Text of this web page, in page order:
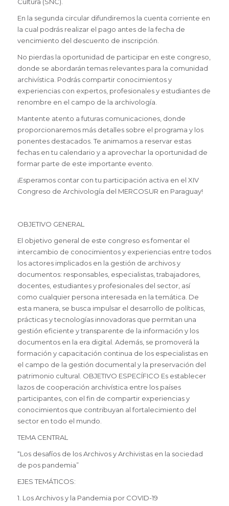
En la segunda circular difundiremos la cuenta corriente en
la cual podrás realizar el pago antes de la fecha de
vencimiento del descuento de inscripción.
No pierdas la oportunidad de participar en este congreso,
donde se abordarán temas relevantes para la comunidad
archivística. Podrás compartir conocimientos y
experiencias con expertos, profesionales y estudiantes de
renombre en el campo de la archivología.
Mantente atento a futuras comunicaciones, donde
proporcionaremos más detalles sobre el programa y los
ponentes destacados. Te animamos a reservar estas
fechas en tu calendario y a aprovechar la oportunidad de
formar parte de este importante evento.
¡Esperamos contar con tu participación activa en el XIV
Congreso de Archivología del MERCOSUR en Paraguay!
OBJETIVO GENERAL
El objetivo general de este congreso es fomentar el
intercambio de conocimientos y experiencias entre todos
los actores implicados en la gestión de archivos y
documentos: responsables, especialistas, trabajadores,
docentes, estudiantes y profesionales del sector, así
como cualquier persona interesada en la temática. De
esta manera, se busca impulsar el desarrollo de políticas,
prácticas y tecnologías innovadoras que permitan una
gestión eficiente y transparente de la información y los
documentos en la era digital. Además, se promoverá la
formación y capacitación continua de los especialistas en
el campo de la gestión documental y la preservación del
patrimonio cultural. OBJETIVO ESPECÍFICO Es establecer
lazos de cooperación archivística entre los países
participantes, con el fin de compartir experiencias y
conocimientos que contribuyan al fortalecimiento del
sector en todo el mundo.
TEMA CENTRAL
“Los desafíos de los Archivos y Archivistas en la sociedad
de pos pandemia”
EJES TEMÁTICOS:
1. Los Archivos y la Pandemia por COVID-19